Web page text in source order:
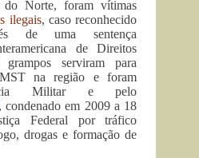
do Norte, foram vítimas
ilegais, caso reconhecido
de uma sentença
de Direitos
serviram para
na região e foram
Militar e pelo
condenado em 2009 a 18
Federal por tráfico
drogas e formação de